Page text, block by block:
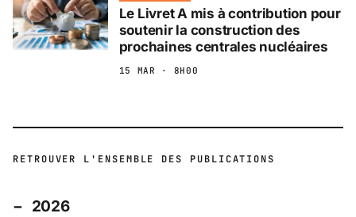
Le Livret A mis à contribution pour
soutenir la construction des
prochaines centrales nucléaires
15 MAR · 8H00
RETROUVER L'ENSEMBLE DES PUBLICATIONS
2026